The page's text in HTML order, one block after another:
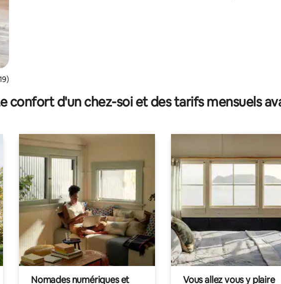
moyenne sur la base de 19 commentaires : 5 sur 5
confort d'un chez-soi et des tarifs mensuels
Nomades numériques et
Vous allez vous y plaire